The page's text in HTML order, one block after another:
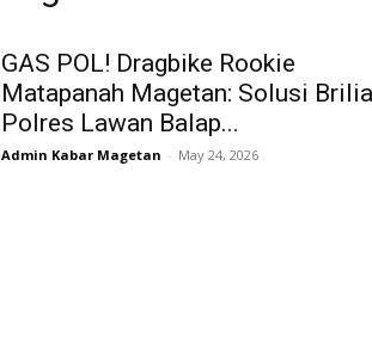
GAS POL! Dragbike Rookie
Matapanah Magetan: Solusi
Polres Lawan Balap...
Admin Kabar Magetan - May 24, 2026